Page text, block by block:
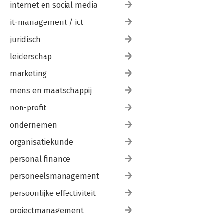
internet en social media
it-management / ict
juridisch
leiderschap
marketing
mens en maatschappij
non-profit
ondernemen
organisatiekunde
personal finance
personeelsmanagement
persoonlijke effectiviteit
projectmanagement